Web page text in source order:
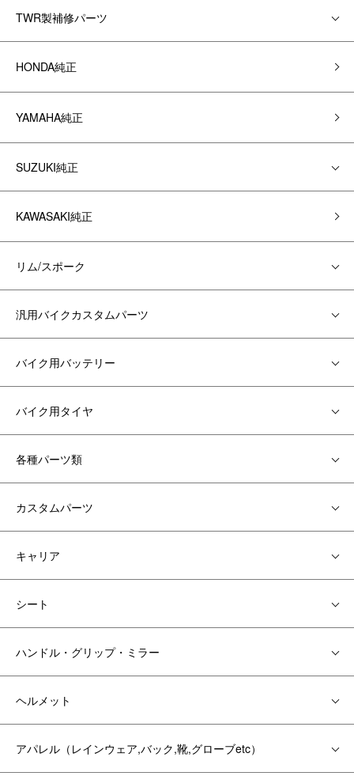
TWR製補修パーツ
HONDA純正
YAMAHA純正
SUZUKI純正
KAWASAKI純正
リム/スポーク
汎用バイクカスタムパーツ
バイク用バッテリー
バイク用タイヤ
各種パーツ類
カスタムパーツ
キャリア
シート
ハンドル・グリップ・ミラー
ヘルメット
アパレル（レインウェア,バック,靴,グローブetc）